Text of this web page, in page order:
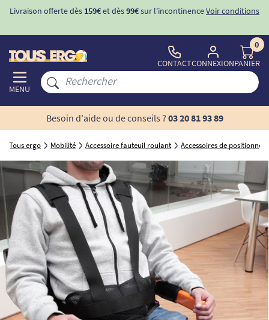
Livraison offerte dès 159€et dès99€sur l'incontinenceVoir conditions
MENU
CONTACTCONNEXION
0
PANIER
Besoin d'aide ou de conseils ? 03 20 81 93 89
Tous ergo Mobilité Accessoire fauteuil roulant Accessoires de